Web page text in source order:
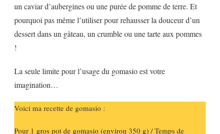
un caviar d’aubergines ou une purée de pomme de terre. Et
pourquoi pas même l’utiliser pour rehausser la douceur d’un
dessert dans un gâteau, un crumble ou une tarte aux pommes
!
La seule limite pour l’usage du gomasio est votre
imagination…
Voici ma recette de gomasio :
Pour 1 gros pot de gomasio (environ 350 g) / Temps de